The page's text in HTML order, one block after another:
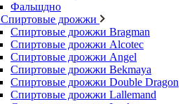
Фальшдно
Спиртовые дрожжи
Спиртовые дрожжи Bragman
Спиртовые дрожжи Alcotec
Спиртовые дрожжи Angel
Спиртовые дрожжи Bekmaya
Спиртовые дрожжи Double Dragon
Спиртовые дрожжи Lallemand